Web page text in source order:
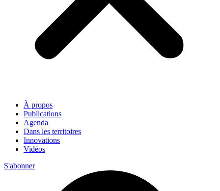
À propos
Publications
Agenda
Dans les territoires
Innovations
Vidéos
S'abonner